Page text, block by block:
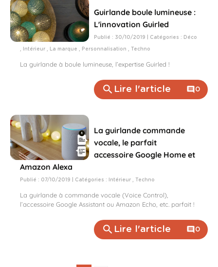
Guirlande boule lumineuse :
L'innovation Guirled
Publié : 30/10/2019 | Catégories : Déco
, Intérieur , La marque , Personnalisation , Techno
La guirlande à boule lumineuse, l’expertise Guirled !
search Lire l'article comment0
La guirlande commande
vocale, le parfait
accessoire Google Home et
Amazon Alexa
Publié : 07/10/2019 | Catégories : Intérieur , Techno
La guirlande à commande vocale (Voice Control),
l’accessoire Google Assistant ou Amazon Echo, etc. parfait !
search Lire l'article comment0